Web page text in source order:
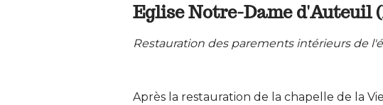
Eglise Notre-Dame d'Auteuil
Restauration des parements intérieurs de
Après la restauration de la chapelle de la